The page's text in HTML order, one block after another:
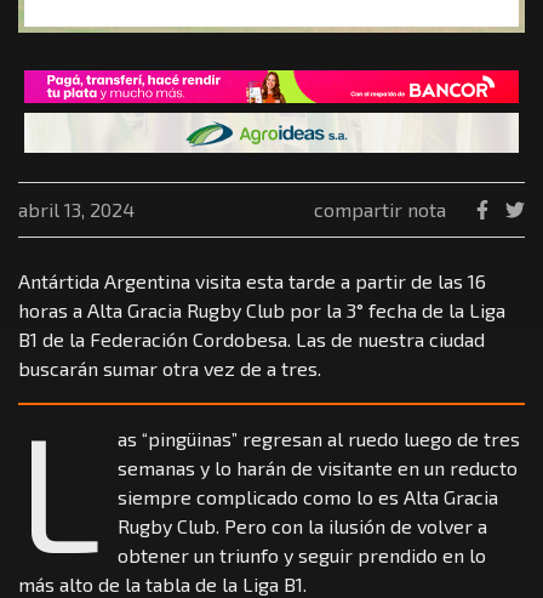
abril 13, 2024 compartir nota
Antártida Argentina visita esta tarde a partir de las 16
horas a Alta Gracia Rugby Club por la 3° fecha de la Liga
B1 de la Federación Cordobesa. Las de nuestra ciudad
buscarán sumar otra vez de a tres.
L
as “pingüinas” regresan al ruedo luego de tres
semanas y lo harán de visitante en un reducto
siempre complicado como lo es Alta Gracia
Rugby Club. Pero con la ilusión de volver a
obtener un triunfo y seguir prendido en lo
más alto de la tabla de la Liga B1.